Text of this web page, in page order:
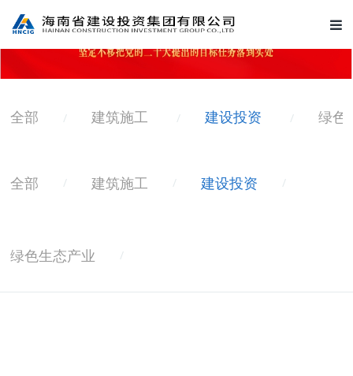
全部 / 建筑施工 / 建设投资 / 绿色
全部 / 建筑施工 / 建设投资 /
绿色生态产业 /